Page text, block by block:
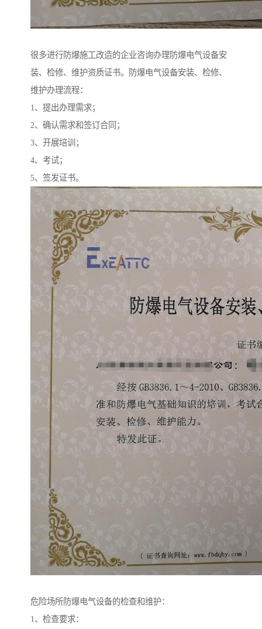
很多进行防爆施工改造的企业咨询办理防爆电气设备安
装、检修、维护资质证书。防爆电气设备安装、检修、
维护办理流程：
1、提出办理需求；
2、确认需求和签订合同；
3、开展培训；
4、考试；
5、签发证书。
危险场所防爆电气设备的检查和维护：
1、检查要求：